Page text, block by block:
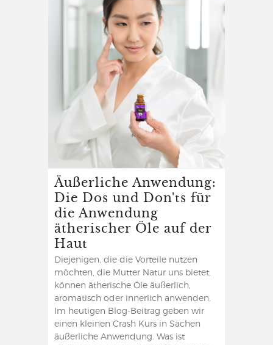
Äußerliche Anwendung:
Die Dos und Don'ts für
die Anwendung
ätherischer Öle auf der
Haut
Diejenigen, die die Vorteile nutzen
möchten, die Mutter Natur uns bietet,
können ätherische Öle äußerlich,
aromatisch oder innerlich anwenden.
Im heutigen Blog-Beitrag geben wir
einen kleinen Crash Kurs in Sachen
äußerliche Anwendung. Was ist